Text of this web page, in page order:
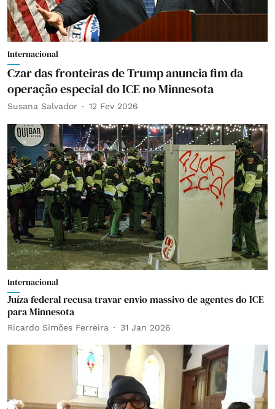
Internacional
Czar das fronteiras de Trump anuncia fim da
operação especial do ICE no Minnesota
Susana Salvador 12 Fev 2026
Internacional
Juíza federal recusa travar envio massivo de agentes do ICE
para Minnesota
Ricardo Simões Ferreira 31 Jan 2026